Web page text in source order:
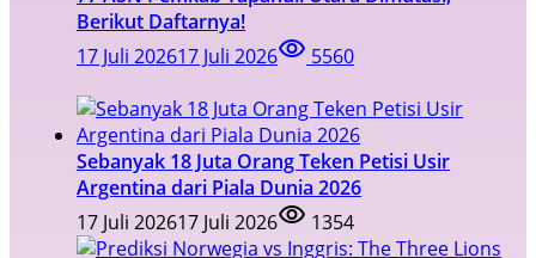
Berikut Daftarnya!
17 Juli 202617 Juli 2026 5560
Sebanyak 18 Juta Orang Teken Petisi Usir
Argentina dari Piala Dunia 2026
17 Juli 202617 Juli 2026 1354